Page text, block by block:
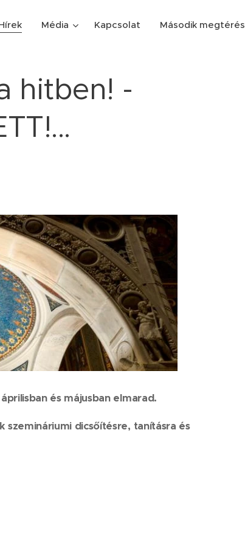
Média Kapcsolat Második megtérés
hitben! -
áprilisban és májusban elmarad.
szemináriumi dicsőítésre, tanításra és